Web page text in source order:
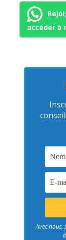
accéder à
Avec nous,